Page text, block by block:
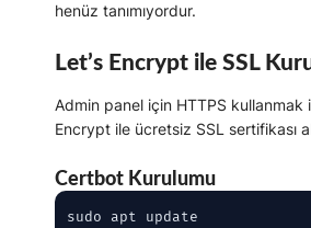
henüz tanımıyordur.
Let’s Encrypt ile SSL
Admin panel için HTTPS kullanmak
Encrypt ile ücretsiz SSL sertifikası
Certbot Kurulumu
sudo apt update